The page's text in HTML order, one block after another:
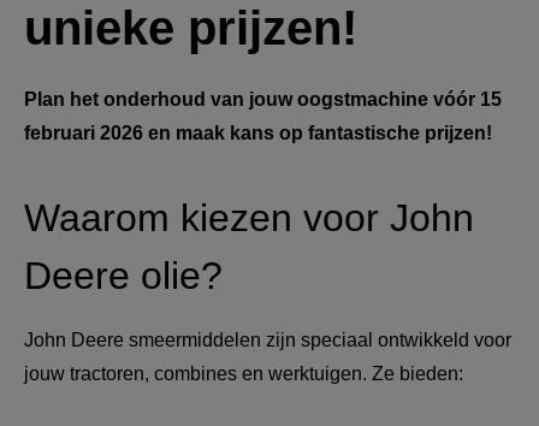
unieke prijzen!
Plan het onderhoud van jouw oogstmachine vóór 15
februari 2026 en maak kans op fantastische prijzen!
Waarom kiezen voor John
Deere olie?
John Deere smeermiddelen zijn speciaal ontwikkeld voor
jouw tractoren, combines en werktuigen. Ze bieden: